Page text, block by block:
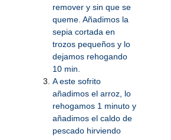
remover y sin que se
queme. Añadimos la
sepia cortada en
trozos pequeños y lo
dejamos rehogando
10 min.
A este sofrito
añadimos el arroz, lo
rehogamos 1 minuto y
añadimos el caldo de
pescado hirviendo